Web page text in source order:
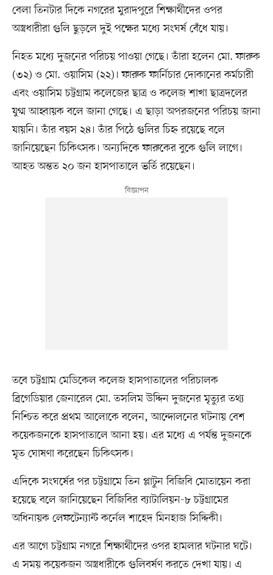
বেলা তিনটার দিকে নগরের মুরাদপুরে শিক্ষার্থীদের ওপর
অস্ত্রধারীরা গুলি ছুড়লে দুই পক্ষের মধ্যে সংঘর্ষ বেঁধে যায়।
নিহত মধ্যে দুজনের পরিচয় পাওয়া গেছে। তাঁরা হলেন মো. ফারুক
(৩২) ও মো. ওয়াসিম (২২)। ফারুক ফার্নিচার দোকানের কর্মচারী
এবং ওয়াসিম চট্টগ্রাম কলেজের ছাত্র ও কলেজ শাখা ছাত্রদলের
যুগ্ম আহ্বায়ক বলে জানা গেছে। এ ছাড়া অপরজনের পরিচয় জানা
যায়নি। তাঁর বয়স ২৪। তাঁর পিঠে গুলির চিহ্ন রয়েছে বলে
জানিয়েছেন চিকিৎসক। অন্যদিকে ফারুকের বুকে গুলি লাগে।
আহত অন্তত ২০ জন হাসপাতালে ভর্তি রয়েছেন।
তবে চট্টগ্রাম মেডিকেল কলেজ হাসপাতালের পরিচালক
ব্রিগেডিয়ার জেনারেল মো. তসলিম উদ্দিন দুজনের মৃত্যুর তথ্য
নিশ্চিত করে প্রথম আলোকে বলেন, আন্দোলনের ঘটনায় বেশ
কয়েকজনকে হাসপাতালে আনা হয়। এর মধ্যে এ পর্যন্ত দুজনকে
মৃত ঘোষণা করেছেন চিকিৎসক।
এদিকে সংঘর্ষের পর চট্টগ্রামে তিন প্লাটুন বিজিবি মোতায়েন করা
হয়েছে বলে জানিয়েছেন বিজিবির ব্যাটালিয়ন-৮ চট্টগ্রামের
অধিনায়ক লেফটেন্যান্ট কর্নেল শাহেদ মিনহাজ সিদ্দিকী।
এর আগে চট্টগ্রাম নগরে শিক্ষার্থীদের ওপর হামলার ঘটনার ঘটে।
এ সময় কয়েকজন অস্ত্রধারীকে গুলিবর্ষণ করতে দেখা যায়। এ